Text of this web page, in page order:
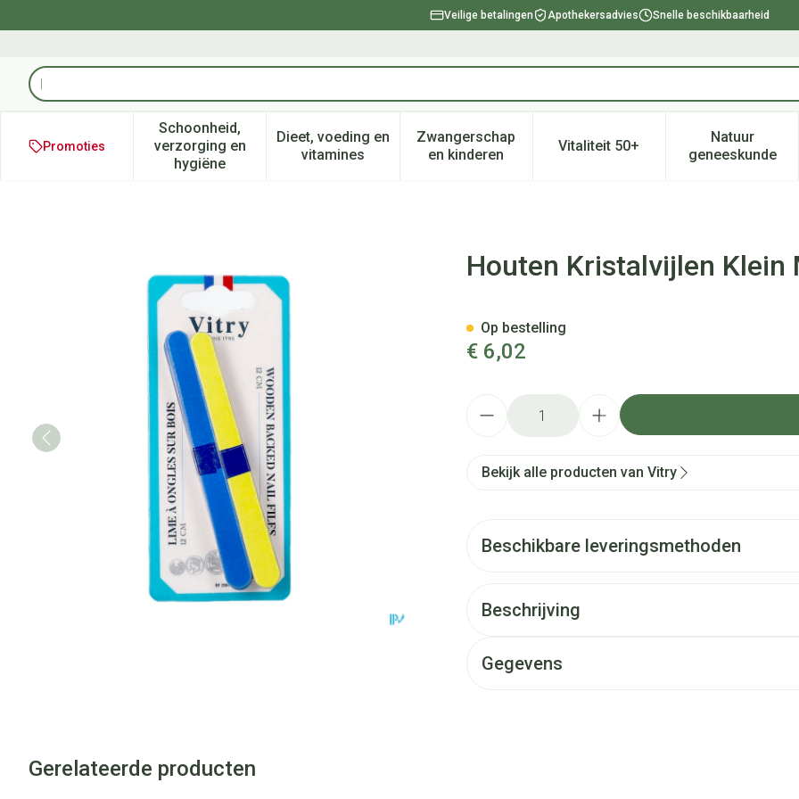
Veilige betalingen Apothekersadvies Snelle beschikbaarheid
Product, merk, categorie...
Promoties
Schoonheid,
verzorging en
hygiëne
Toon submenu voor Schoonheid, verzorging en hygiëne categorie
Dieet, voeding en
vitaminesToon submenu voor Dieet, voeding en vitamines categorie
Zwangerschap
en kinderenToon submenu voor Zwangerschap en kinderen
Vitaliteit 50+Toon submenu voor Vitaliteit
Natuur
geneeskunde
Toon
Houten Kristalvijlen Klein Model 6 + 6 GratisHouten Kristalvijlen Klein
€ 6,02
Op bestelling
Bekijk alle producten van Vitry
Beschikbare leveringsmethoden
Beschrijving
Gegevens
Gerelateerde producten